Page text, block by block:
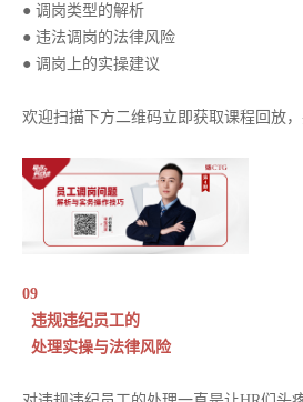
● 调岗类型的解析
● 违法调岗的法律风险
● 调岗上的实操建议
欢迎扫描下方二维码立即获取课程回放，
09
违规违纪员工的
处理实操与法律风险